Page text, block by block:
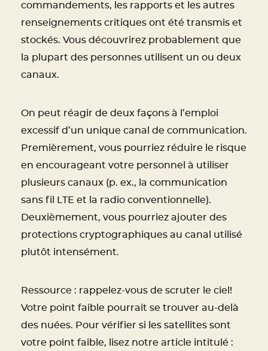
commandements, les rapports et les autres
renseignements critiques ont été transmis et
stockés. Vous découvrirez probablement que
la plupart des personnes utilisent un ou deux
canaux.
On peut réagir de deux façons à l’emploi
excessif d’un unique canal de communication.
Premièrement, vous pourriez réduire le risque
en encourageant votre personnel à utiliser
plusieurs canaux (p. ex., la communication
sans fil LTE et la radio conventionnelle).
Deuxièmement, vous pourriez ajouter des
protections cryptographiques au canal utilisé
plutôt intensément.
Ressource : rappelez-vous de scruter le ciel!
Votre point faible pourrait se trouver au-delà
des nuées. Pour vérifier si les satellites sont
votre point faible, lisez notre article intitulé :